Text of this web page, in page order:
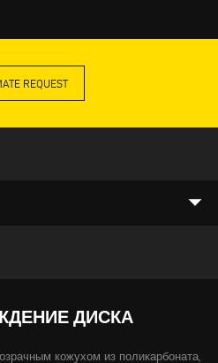
REQUEST
arrow_drop_down
ДИСКА
кожухом из поликарбоната,